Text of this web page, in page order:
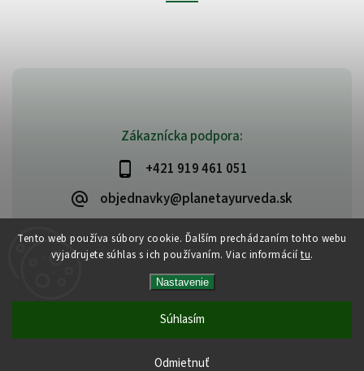
Tento web používa súbory cookie. Ďalším prechádzaním tohto webu
vyjadrujete súhlas s ich používaním. Viac informácií tu.
Nastavenie
Odmietnuť
Súhlasím
Zákaznícka podpora:
+421 919 461 051
objednavky@planetayurveda.sk
PlanetAyurveda. Všetky práva vyhradené.
Upraviť nastavenie cookies
| Design Shoptak.cz